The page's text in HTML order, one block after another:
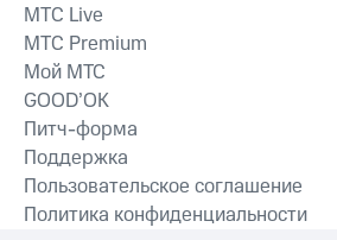
MTС Live
MTС Premium
Мой МТС
GOOD’OK
Питч-форма
Поддержка
Пользовательское соглашение
Политика конфиденциальности